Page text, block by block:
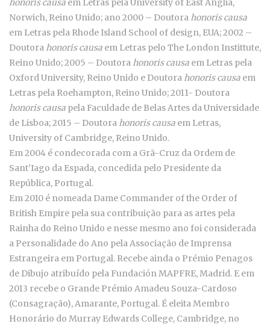
honoris causa em Letras pela University of East Anglia,
Norwich, Reino Unido; ano 2000 – Doutora honoris causa
em Letras pela Rhode Island School of design, EUA; 2002 –
Doutora honoris causa em Letras pelo The London Instittute,
Reino Unido; 2005 – Doutora honoris causa em Letras pela
Oxford University, Reino Unido e Doutora honoris causa em
Letras pela Roehampton, Reino Unido; 2011- Doutora
honoris causa pela Faculdade de Belas Artes da Universidade
de Lisboa; 2015 – Doutora honoris causa em Letras,
University of Cambridge, Reino Unido.
Em 2004 é condecorada com a Grã-Cruz da Ordem de
Sant’Iago da Espada, concedida pelo Presidente da
República, Portugal.
Em 2010 é nomeada Dame Commander of the Order of
British Empire pela sua contribuição para as artes pela
Rainha do Reino Unido e nesse mesmo ano foi considerada
a Personalidade do Ano pela Associação de Imprensa
Estrangeira em Portugal. Recebe ainda o Prémio Penagos
de Dibujo atribuído pela Fundación MAPFRE, Madrid. E em
2013 recebe o Grande Prémio Amadeu Souza-Cardoso
(Consagração), Amarante, Portugal. É eleita Membro
Honorário do Murray Edwards College, Cambridge, no